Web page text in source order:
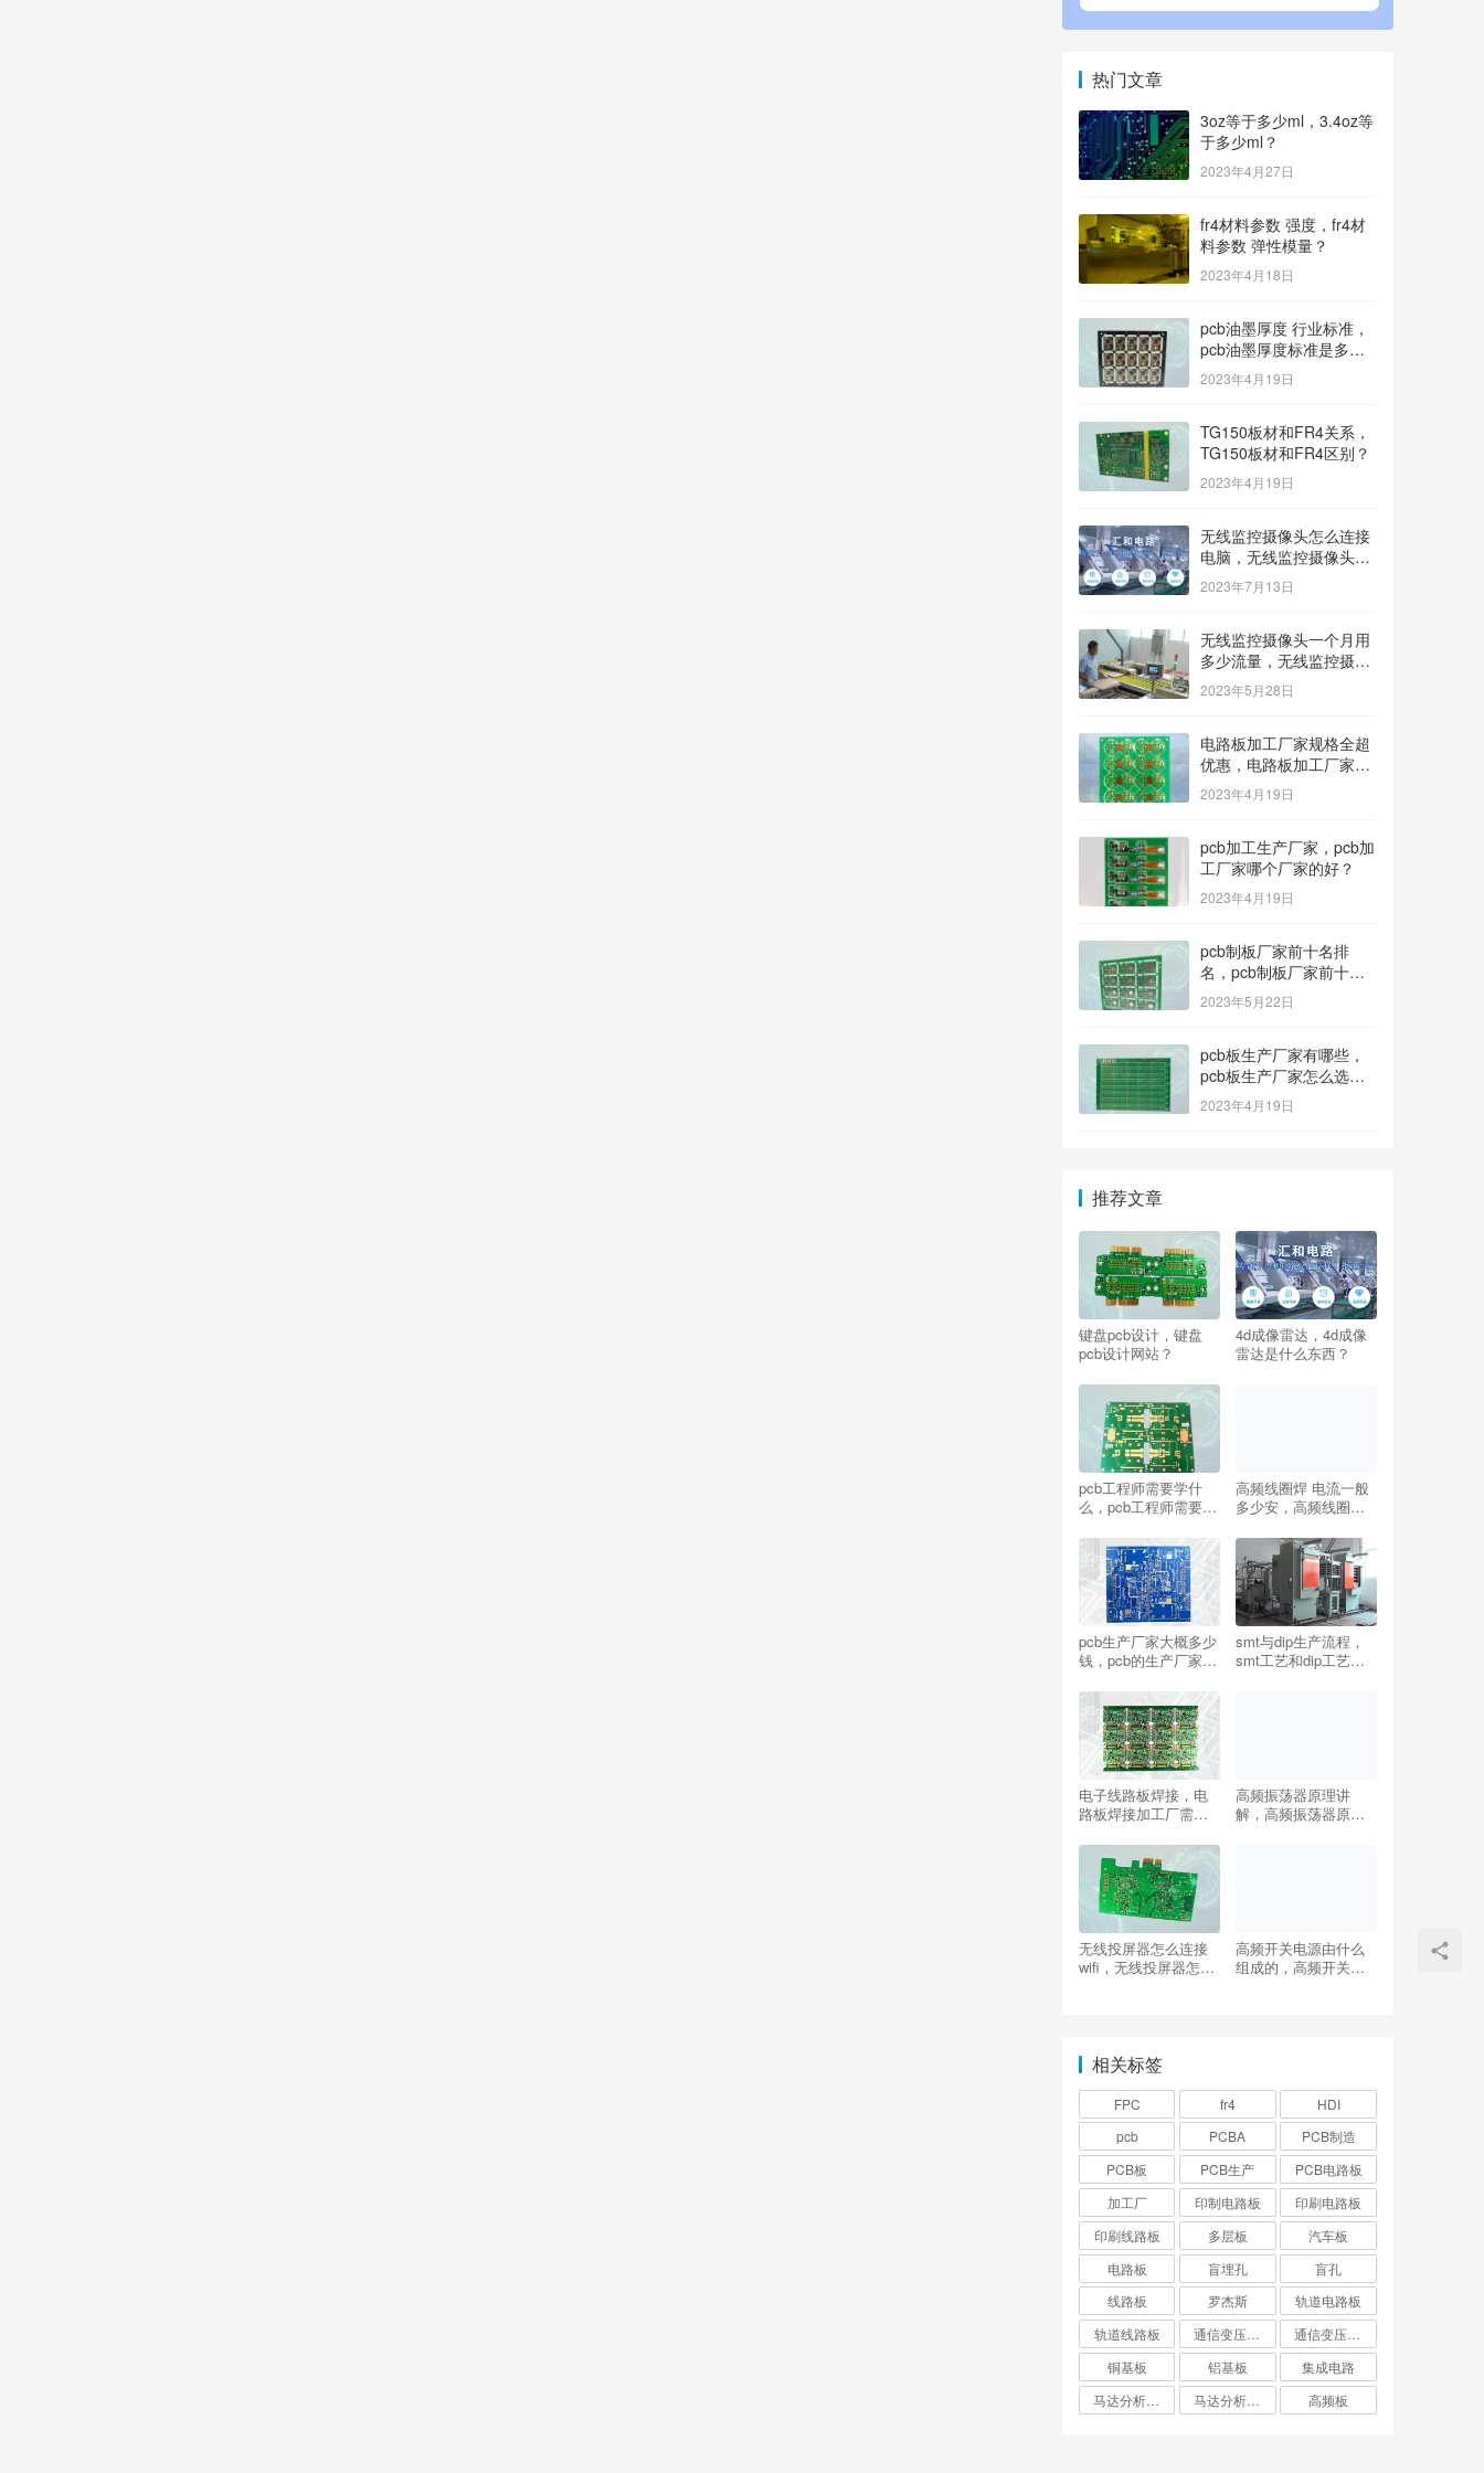
热门文章
3oz等于多少ml，3.4oz等
于多少ml？
2023年4月27日
fr4材料参数 强度，fr4材
料参数 弹性模量？
2023年4月18日
pcb油墨厚度 行业标准，
pcb油墨厚度标准是多
少？
2023年4月19日
TG150板材和FR4关系，
TG150板材和FR4区别？
2023年4月19日
无线监控摄像头怎么连接
电脑，无线监控摄像头怎
么连接电脑显示器？
2023年7月13日
无线监控摄像头一个月用
多少流量，无线监控摄像
头一个月用多少流量多少
钱？
2023年5月28日
电路板加工厂家规格全超
优惠，电路板加工厂家哪
家价格低？
2023年4月19日
pcb加工生产厂家，pcb加
工厂家哪个厂家的好？
2023年4月19日
pcb制板厂家前十名排
名，pcb制板厂家前十名
排名榜？
2023年5月22日
pcb板生产厂家有哪些，
pcb板生产厂家怎么选
择？
2023年4月19日
推荐文章
键盘pcb设计，键盘
pcb设计网站？
4d成像雷达，4d成像
雷达是什么东西？
pcb工程师需要学什
么，pcb工程师需要学
高频线圈焊 电流一般
多少安，高频线圈焊
pcb生产厂家大概多少
钱，pcb的生产厂家主
smt与dip生产流程，
smt工艺和dip工艺区
电子线路板焊接，电
路板焊接加工厂需要
高频振荡器原理讲
解，高频振荡器原理
无线投屏器怎么连接
wifi，无线投屏器怎么
高频开关电源由什么
组成的，高频开关电
相关标签
FPC fr4
HDI
pcb
PCBA
PCB制造
PCB板
PCB生产
PCB电路板
加工厂
印制电路板
印刷电路板
印刷线路板
多层板
汽车板
电路板
盲埋孔
盲孔
线路板
罗杰斯
轨道电路板
轨道线路板
铜基板
铝基板
集成电路
高频板